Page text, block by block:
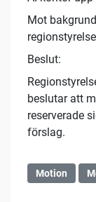
Mot
Beslut:
beslutar att
reserverade
förslag.
Motion